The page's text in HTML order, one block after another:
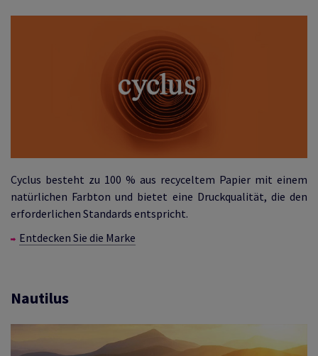
Cyclus besteht zu 100 % aus recyceltem Papier mit einem
natürlichen Farbton und bietet eine Druckqualität, die den
erforderlichen Standards entspricht.
Entdecken Sie die Marke
Nautilus